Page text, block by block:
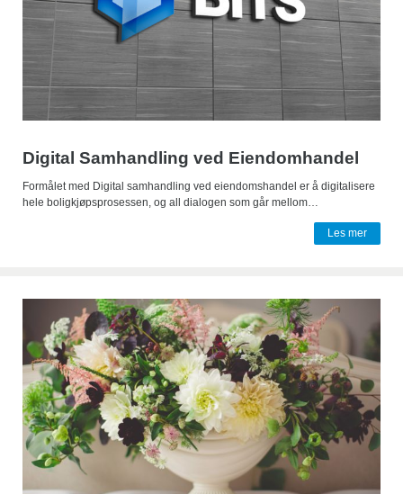
Digital Samhandling ved Eiendomhandel
Formålet med Digital samhandling ved eiendomshandel er å digitalisere
hele boligkjøpsprosessen, og all dialogen som går mellom…
Les mer